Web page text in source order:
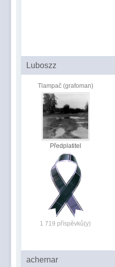
Luboszz
Tlampač (grafoman)
Předplatitel
1 719 příspěvků(y)
achernar